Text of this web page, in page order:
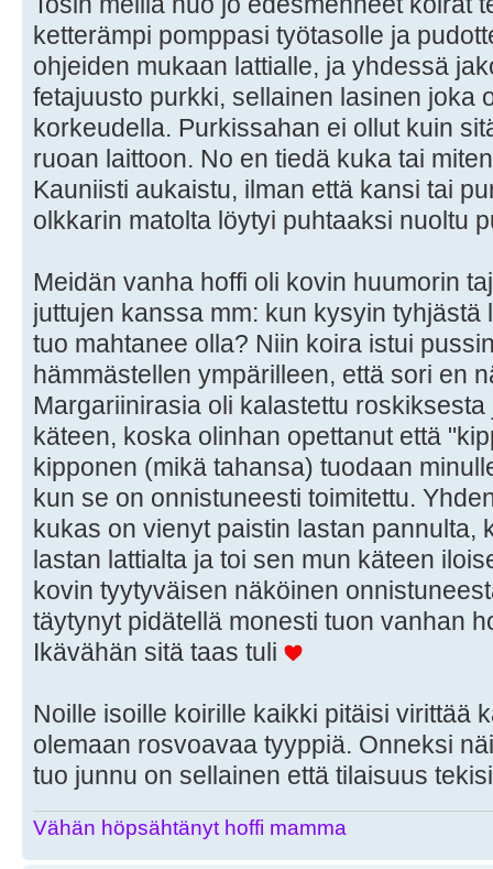
ketterämpi pomppasi työtasolle ja
ohjeiden mukaan lattialle, ja yhdessä
fetajuusto purkki, sellainen lasinen joka
korkeudella. Purkissahan ei ollut kuin
ruoan laittoon. No en tiedä kuka tai
Kauniisti aukaistu, ilman että kansi tai
olkkarin matolta löytyi puhtaaksi nuoltu
Meidän vanha hoffi oli kovin huumorin
juttujen kanssa mm: kun kysyin
tuo mahtanee olla? Niin koira istui
hämmästellen ympärilleen, että sori en
Margariinirasia oli kalastettu
käteen, koska olinhan opettanut että
kipponen (mikä tahansa) tuodaan
kun se on onnistuneesti toimitettu.
kukas on vienyt paistin lastan pannulta,
lastan lattialta ja toi sen mun käteen
kovin tyytyväisen näköinen
täytynyt pidätellä monesti tuon vanhan
Ikävähän sitä taas tuli
Noille isoille koirille kaikki pitäisi virittää
olemaan rosvoavaa tyyppiä. Onneksi
tuo junnu on sellainen että tilaisuus
Vähän höpsähtänyt hoffi mamma